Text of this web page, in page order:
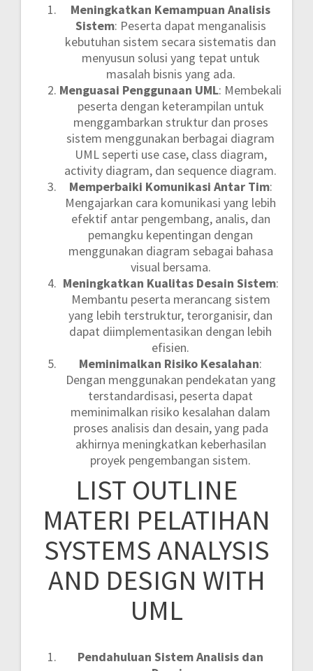
Meningkatkan Kemampuan Analisis
Sistem: Peserta dapat menganalisis
kebutuhan sistem secara sistematis dan
menyusun solusi yang tepat untuk
masalah bisnis yang ada.
Menguasai Penggunaan UML: Membekali
peserta dengan keterampilan untuk
menggambarkan struktur dan proses
sistem menggunakan berbagai diagram
UML seperti use case, class diagram,
activity diagram, dan sequence diagram.
Memperbaiki Komunikasi Antar Tim:
Mengajarkan cara komunikasi yang lebih
efektif antar pengembang, analis, dan
pemangku kepentingan dengan
menggunakan diagram sebagai bahasa
visual bersama.
Meningkatkan Kualitas Desain Sistem:
Membantu peserta merancang sistem
yang lebih terstruktur, terorganisir, dan
dapat diimplementasikan dengan lebih
efisien.
Meminimalkan Risiko Kesalahan:
Dengan menggunakan pendekatan yang
terstandardisasi, peserta dapat
meminimalkan risiko kesalahan dalam
proses analisis dan desain, yang pada
akhirnya meningkatkan keberhasilan
proyek pengembangan sistem.
LIST OUTLINE
MATERI PELATIHAN
SYSTEMS ANALYSIS
AND DESIGN WITH
UML
Pendahuluan Sistem Analisis dan